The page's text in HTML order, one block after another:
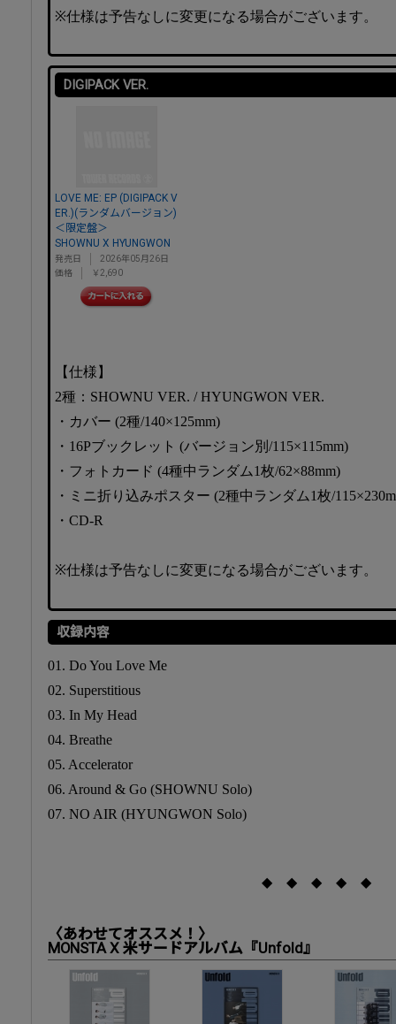
※仕様は予告なしに変更になる場合がございます。
DIGIPACK VER.
LOVE ME: EP (DIGIPACK V
ER.)(ランダムバージョン)
＜限定盤＞
SHOWNU X HYUNGWON
発売日
2026年05月26日
価格
￥2,690
【仕様】
2種：SHOWNU VER. / HYUNGWON VER.
・カバー (2種/140×125mm)
・16Pブックレット (バージョン別/115×115mm)
・フォトカード (4種中ランダム1枚/62×88mm)
・ミニ折り込みポスター (2種中ランダム1枚/
・CD-R
※仕様は予告なしに変更になる場合がございます。
収録内容
01. Do You Love Me
02. Superstitious
03. In My Head
04. Breathe
05. Accelerator
06. Around & Go (SHOWNU Solo)
07. NO AIR (HYUNGWON Solo)
◆ ◆ ◆ ◆ ◆
〈あわせてオススメ！〉
MONSTA X 米サードアルバム『Unfold』